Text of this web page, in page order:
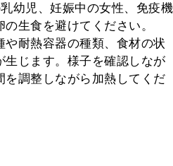
幼児、妊娠中の女性、免疫機
生食を避けてください。
や耐熱容器の種類、食材の状
じます。様子を確認しなが
を調整しながら加熱してくだ